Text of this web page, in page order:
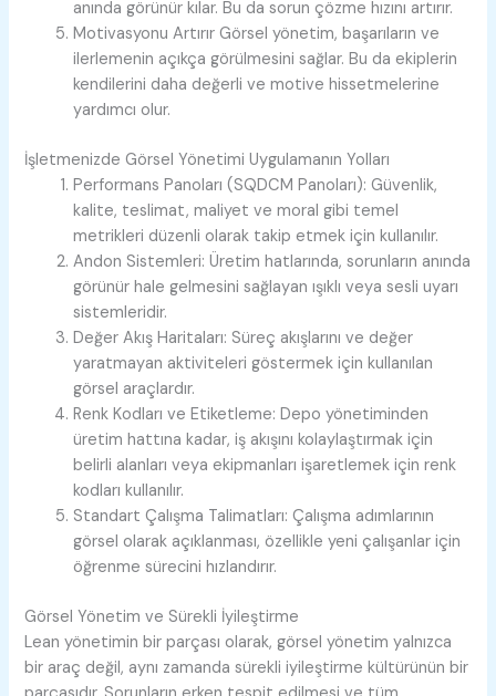
anında görünür kılar. Bu da sorun çözme hızını artırır.
Motivasyonu Artırır Görsel yönetim, başarıların ve
ilerlemenin açıkça görülmesini sağlar. Bu da ekiplerin
kendilerini daha değerli ve motive hissetmelerine
yardımcı olur.
İşletmenizde Görsel Yönetimi Uygulamanın Yolları
Performans Panoları (SQDCM Panoları): Güvenlik,
kalite, teslimat, maliyet ve moral gibi temel
metrikleri düzenli olarak takip etmek için kullanılır.
Andon Sistemleri: Üretim hatlarında, sorunların anında
görünür hale gelmesini sağlayan ışıklı veya sesli uyarı
sistemleridir.
Değer Akış Haritaları: Süreç akışlarını ve değer
yaratmayan aktiviteleri göstermek için kullanılan
görsel araçlardır.
Renk Kodları ve Etiketleme: Depo yönetiminden
üretim hattına kadar, iş akışını kolaylaştırmak için
belirli alanları veya ekipmanları işaretlemek için renk
kodları kullanılır.
Standart Çalışma Talimatları: Çalışma adımlarının
görsel olarak açıklanması, özellikle yeni çalışanlar için
öğrenme sürecini hızlandırır.
Görsel Yönetim ve Sürekli İyileştirme
Lean yönetimin bir parçası olarak, görsel yönetim yalnızca
bir araç değil, aynı zamanda sürekli iyileştirme kültürünün bir